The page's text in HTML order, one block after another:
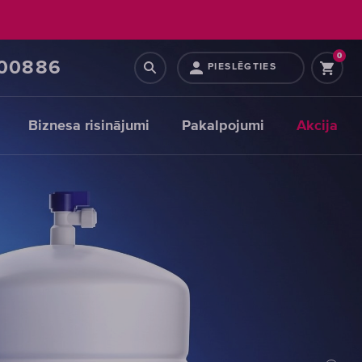
PIESLĒGTIES
0
priekšattīrīšanas
filtriem
IZVĒLĒTIES
Biznesa risinājumi Pakalpojumi Akcija